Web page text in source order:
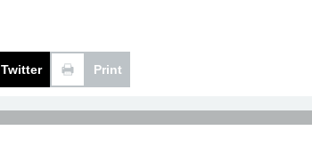
Twitter Print